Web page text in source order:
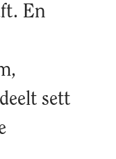
En
sett